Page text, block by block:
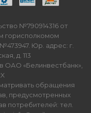
№790914316 от
горисполкомом
Юр. адрес: г.
д. 113
в ОАО «Белинвестбанк»,
обращения
предусмотренных
потребителей: тел.